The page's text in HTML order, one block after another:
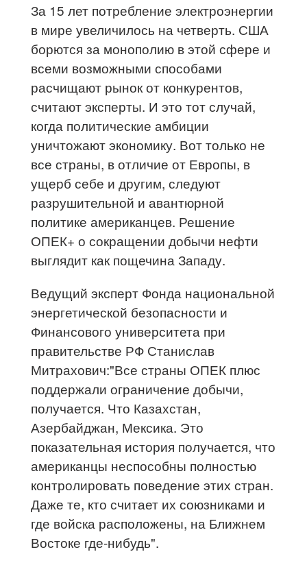
За 15 лет потребление электроэнергии
в мире увеличилось на четверть. США
борются за монополию в этой сфере и
всеми возможными способами
расчищают рынок от конкурентов,
считают эксперты. И это тот случай,
когда политические амбиции
уничтожают экономику. Вот только не
все страны, в отличие от Европы, в
ущерб себе и другим, следуют
разрушительной и авантюрной
политике американцев. Решение
ОПЕК+ о сокращении добычи нефти
выглядит как пощечина Западу.
Ведущий эксперт Фонда национальной
энергетической безопасности и
Финансового университета при
правительстве РФ Станислав
Митрахович:"Все страны ОПЕК плюс
поддержали ограничение добычи,
получается. Что Казахстан,
Азербайджан, Мексика. Это
показательная история получается, что
американцы неспособны полностью
контролировать поведение этих стран.
Даже те, кто считает их союзниками и
где войска расположены, на Ближнем
Востоке где-нибудь".